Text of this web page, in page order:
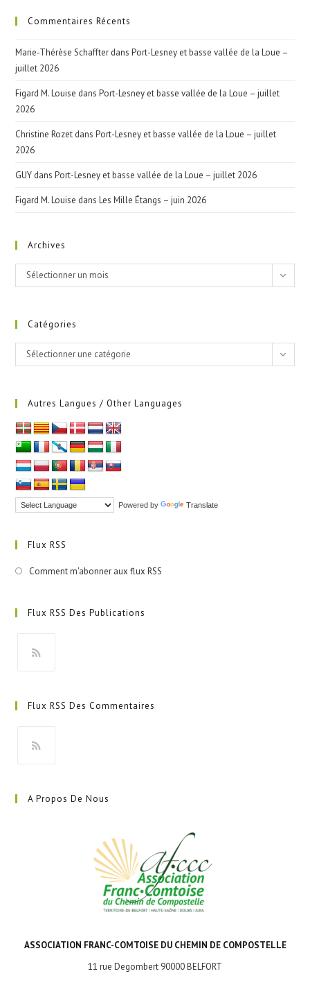
Commentaires Récents
Marie-Thérèse Schaffter dansPort-Lesney et basse vallée de la Loue –
juillet 2026
Figard M. Louise dansPort-Lesney et basse vallée de la Loue – juillet
2026
Christine Rozet dansPort-Lesney et basse vallée de la Loue – juillet
2026
GUY dansPort-Lesney et basse vallée de la Loue – juillet 2026
Figard M. Louise dansLes Mille Étangs – juin 2026
Archives
Archives
Sélectionner un mois
Catégories
Catégories
Sélectionner une catégorie
Autres Langues / Other Languages
Powered by Translate
Flux RSS
Comment m'abonner aux flux RSS
Flux RSS Des Publications
un
onglet
Flux RSS Des Commentaires
un
A Propos De Nous
ASSOCIATION FRANC-COMTOISE DU CHEMIN DE COMPOSTELLE
11 rue Degombert 90000 BELFORT